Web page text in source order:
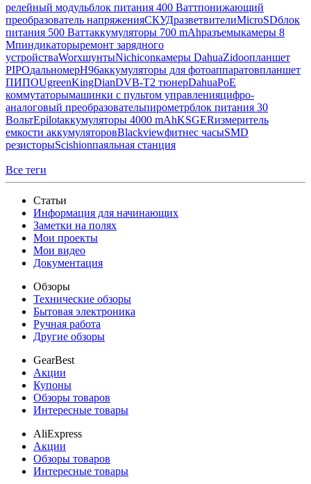
релейный модульблок питания 400 Ваттпонижающий
преобразователь напряженияСКУДразветвителиMicroSDблок
питания 500 Ваттаккумуляторы 700 mAhразъемыкамеры 8
Мпиндикаторыремонт зарядного
устройстваWorxшунтыNichiconкамеры DahuaZidooпланшет
PIPOдальномерH96аккумуляторы для фотоаппаратовпланшет
ПИПОUgreenKingDianDVB-T2 тюнерDahuaPoE
коммутаторымашинки с пультом управленияцифро-
аналоговый преобразовательпирометрблок питания 30
ВольтEpilotаккумуляторы 4000 mAhKSGERизмеритель
емкости аккумуляторовBlackviewфитнес часыSMD
резисторыScishionпаяльная станция
Все теги
Статьи
Информация для начинающих
Заметки на полях
Мои проекты
Мои видео
Документация
Обзоры
Технические обзоры
Бытовая электроника
Ручная работа
Другие обзоры
GearBest
Акции
Купоны
Обзоры товаров
Интересные товары
AliExpress
Акции
Обзоры товаров
Интересные товары